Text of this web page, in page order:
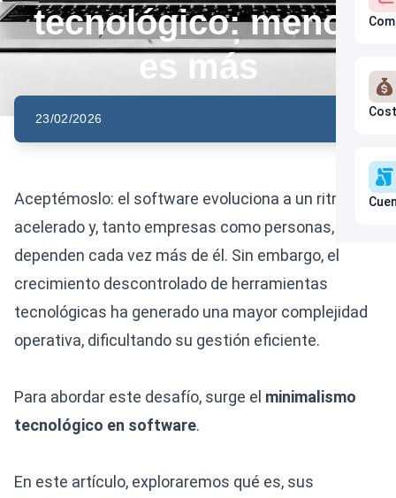
tecnológico: menos
es más
23/02/2026
Aceptémoslo: el software evoluciona a un ritmo
acelerado y, tanto empresas como personas,
dependen cada vez más de él. Sin embargo, el
crecimiento descontrolado de herramientas
tecnológicas ha generado una mayor complejidad
operativa, dificultando su gestión eficiente.
Para abordar este desafío, surge el minimalismo
tecnológico en software.
En este artículo, exploraremos qué es, sus